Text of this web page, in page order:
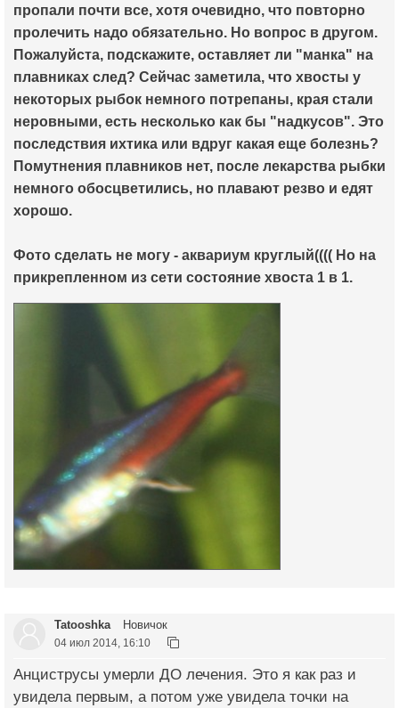
пропали почти все, хотя очевидно, что повторно
пролечить надо обязательно. Но вопрос в другом.
Пожалуйста, подскажите, оставляет ли "манка" на
плавниках след? Сейчас заметила, что хвосты у
некоторых рыбок немного потрепаны, края стали
неровными, есть несколько как бы "надкусов". Это
последствия ихтика или вдруг какая еще болезнь?
Помутнения плавников нет, после лекарства рыбки
немного обосцветились, но плавают резво и едят
хорошо.
Фото сделать не могу - аквариум круглый(((( Но на
прикрепленном из сети состояние хвоста 1 в 1.
Tatooshka Новичок
04 июл 2014, 16:10
Анциструсы умерли ДО лечения. Это я как раз и
увидела первым, а потом уже увидела точки на